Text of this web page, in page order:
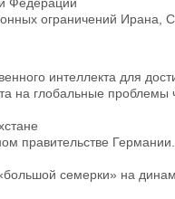
Федерации
ограничений Ирана,
интеллекта для
на глобальные проблемы
правительстве
семерки» на